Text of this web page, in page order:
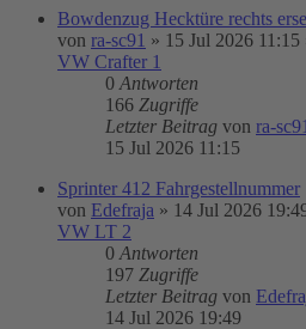
Bowdenzug Hecktüre rechts
von ra-sc91 » 15 Jul 2026 11:15
VW Crafter 1
0 Antworten
166 Zugriffe
Letzter Beitrag von ra-sc91
15 Jul 2026 11:15
Sprinter 412 Fahrgestellnummer
von Edefraja » 14 Jul 2026
VW LT 2
0 Antworten
197 Zugriffe
Letzter Beitrag von
14 Jul 2026 19:49